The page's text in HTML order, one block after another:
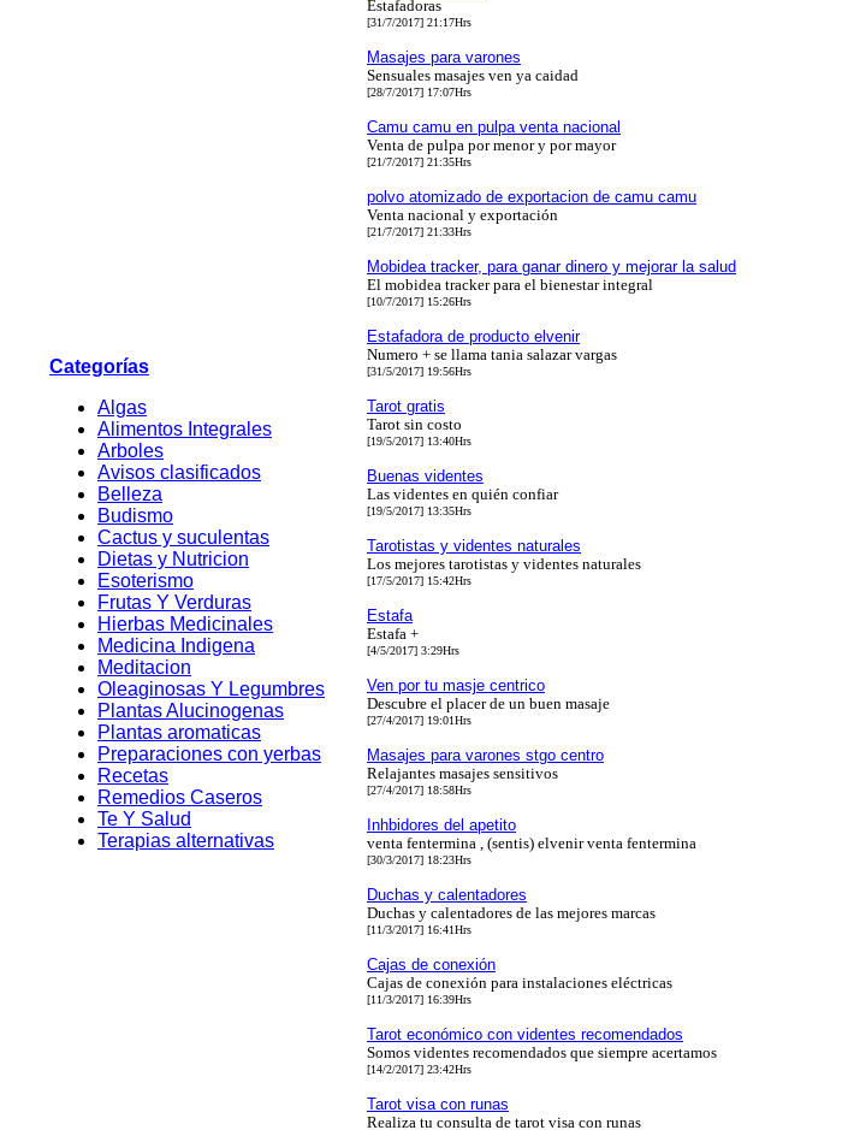
Categorías
Algas
Alimentos Integrales
Arboles
Avisos clasificados
Belleza
Budismo
Cactus y suculentas
Dietas y Nutricion
Esoterismo
Frutas Y Verduras
Hierbas Medicinales
Medicina Indigena
Meditacion
Oleaginosas Y Legumbres
Plantas Alucinogenas
Plantas aromaticas
Preparaciones con yerbas
Recetas
Remedios Caseros
Te Y Salud
Terapias alternativas
Estafadoras
[31/7/2017] 21:17Hrs
Masajes para varones
Sensuales masajes ven ya caidad
[28/7/2017] 17:07Hrs
Camu camu en pulpa venta nacional
Venta de pulpa por menor y por mayor
[21/7/2017] 21:35Hrs
polvo atomizado de exportacion de camu camu
Venta nacional y exportación
[21/7/2017] 21:33Hrs
Mobidea tracker, para ganar dinero y mejorar la salud
El mobidea tracker para el bienestar integral
[10/7/2017] 15:26Hrs
Estafadora de producto elvenir
Numero + se llama tania salazar vargas
[31/5/2017] 19:56Hrs
Tarot gratis
Tarot sin costo
[19/5/2017] 13:40Hrs
Buenas videntes
Las videntes en quién confiar
[19/5/2017] 13:35Hrs
Tarotistas y videntes naturales
Los mejores tarotistas y videntes naturales
[17/5/2017] 15:42Hrs
Estafa
Estafa +
[4/5/2017] 3:29Hrs
Ven por tu masje centrico
Descubre el placer de un buen masaje
[27/4/2017] 19:01Hrs
Masajes para varones stgo centro
Relajantes masajes sensitivos
[27/4/2017] 18:58Hrs
Inhbidores del apetito
venta fentermina , (sentis) elvenir venta fentermina
[30/3/2017] 18:23Hrs
Duchas y calentadores
Duchas y calentadores de las mejores marcas
[11/3/2017] 16:41Hrs
Cajas de conexión
Cajas de conexión para instalaciones eléctricas
[11/3/2017] 16:39Hrs
Tarot económico con videntes recomendados
Somos videntes recomendados que siempre acertamos
[14/2/2017] 23:42Hrs
Tarot visa con runas
Realiza tu consulta de tarot visa con runas